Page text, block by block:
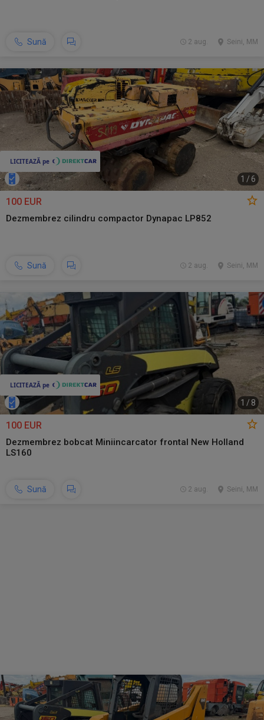
Sună Seini, MM
2 aug.
1 /6
100 EUR
Dezmembrez cilindru compactor Dynapac LP852
Sună Seini, MM
2 aug.
1 / 8
100 EUR
Dezmembrez bobcat Miniincarcator frontal New Holland
LS160
Sună Seini, MM
2 aug.